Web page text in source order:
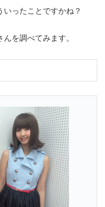
ったことですかね？
を調べてみます。